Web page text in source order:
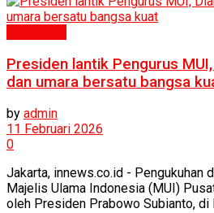
Presiden lantik Pengurus
dan umara bersatu bangsa
by admin
11 Februari 2026
0
Jakarta, innews.co.id - Pengukuhan
Majelis Ulama Indonesia (MUI)
oleh Presiden Prabowo Subianto, di